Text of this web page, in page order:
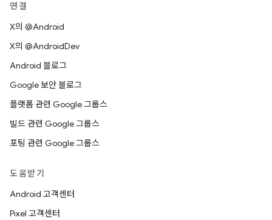
연결
X의 @Android
X의 @AndroidDev
Android 블로그
Google 보안 블로그
플랫폼 관련 Google 그룹스
빌드 관련 Google 그룹스
포팅 관련 Google 그룹스
도움받기
Android 고객센터
Pixel 고객센터